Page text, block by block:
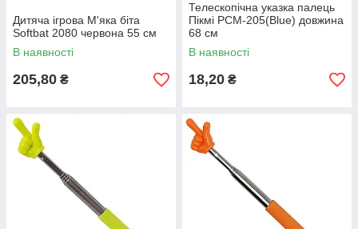
Дитяча ігрова М'яка біта
Softbat 2080 червона 55 см
В наявності
205,80 ₴
Телескопічна указка палець
Пікмі PCM-205(Blue) довжина
68 см
В наявності
18,20 ₴